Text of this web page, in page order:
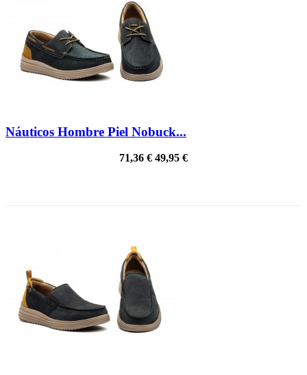
Náuticos Hombre Piel Nobuck...
71,36 € 49,95 €